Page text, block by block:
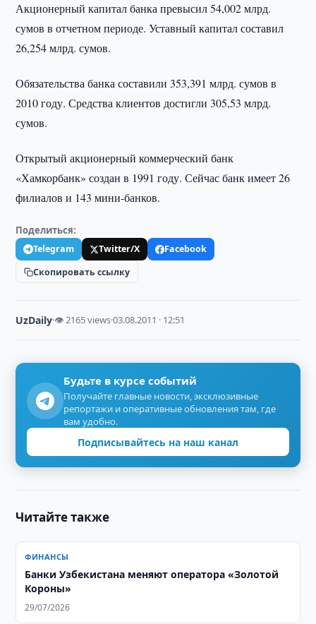
Акционерный капитал банка превысил 54,002 млрд.
сумов в отчетном периоде. Уставный капитал составил
26,254 млрд. сумов.
Обязательства банка составили 353,391 млрд. сумов в
2010 году. Средства клиентов достигли 305,53 млрд.
сумов.
Открытый акционерный коммерческий банк
«Хамкорбанк» создан в 1991 году. Сейчас банк имеет 26
филиалов и 143 мини-банков.
Поделиться:
Telegram Twitter/X
Facebook
Скопировать ссылку
UzDaily·👁 2165 views·03.08.2011 · 12:51
Будьте в курсе событий
Получайте главные новости, эксклюзивные
репортажи и оперативные обновления там, где
вам удобно.
Подписывайтесь на наш канал
Читайте также
ФИНАНСЫ
Банки Узбекистана меняют оператора «Золотой
Короны»
29/07/2026